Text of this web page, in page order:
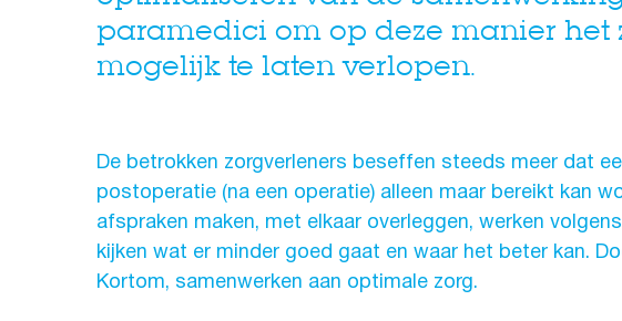
paramedici om op deze manier het
mogelijk te laten verlopen.
De betrokken zorgverleners beseffen steeds meer dat
postoperatie (na een operatie) alleen maar bereikt kan
afspraken maken, met elkaar overleggen, werken
kijken wat er minder goed gaat en waar het beter kan.
Kortom, samenwerken aan optimale zorg.